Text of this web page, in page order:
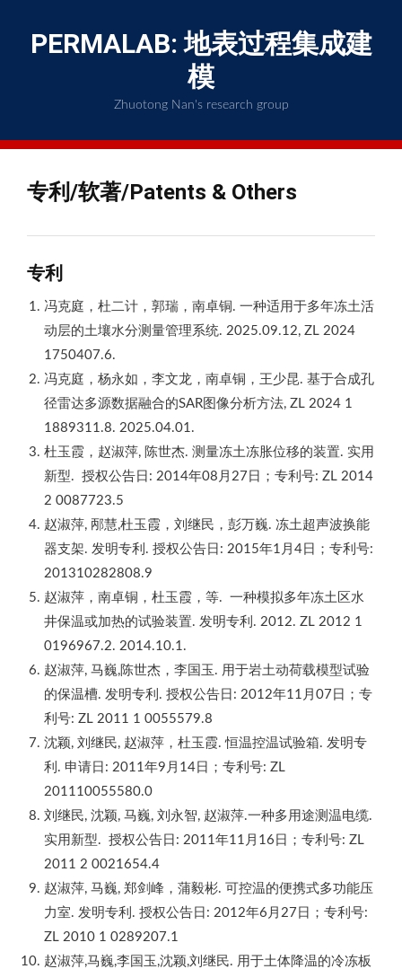
to
content
PERMALAB: 地表过程集成建
模
Zhuotong Nan's research group
专利/软著/Patents & Others
专利
冯克庭，杜二计，郭瑞，南卓铜. 一种适用于多年冻土活
动层的土壤水分测量管理系统. 2025.09.12, ZL 2024
1750407.6.
冯克庭，杨永如，李文龙，南卓铜，王少昆. 基于合成孔
径雷达多源数据融合的SAR图像分析方法, ZL 2024 1
1889311.8. 2025.04.01.
杜玉霞，赵淑萍, 陈世杰. 测量冻土冻胀位移的装置. 实用
新型. 授权公告日: 2014年08月27日；专利号: ZL 2014
2 0087723.5
赵淑萍, 邴慧,杜玉霞，刘继民，彭万巍. 冻土超声波换能
器支架. 发明专利. 授权公告日: 2015年1月4日；专利号:
201310282808.9
赵淑萍，南卓铜，杜玉霞，等. 一种模拟多年冻土区水
井保温或加热的试验装置. 发明专利. 2012. ZL 2012 1
0196967.2. 2014.10.1.
赵淑萍, 马巍,陈世杰，李国玉. 用于岩土动荷载模型试验
的保温槽. 发明专利. 授权公告日: 2012年11月07日；专
利号: ZL 2011 1 0055579.8
沈颖, 刘继民, 赵淑萍，杜玉霞. 恒温控温试验箱. 发明专
利. 申请日: 2011年9月14日；专利号: ZL
201110055580.0
刘继民, 沈颖, 马巍, 刘永智, 赵淑萍.一种多用途测温电缆.
实用新型. 授权公告日: 2011年11月16日；专利号: ZL
2011 2 0021654.4
赵淑萍, 马巍, 郑剑峰，蒲毅彬. 可控温的便携式多功能压
力室. 发明专利. 授权公告日: 2012年6月27日；专利号:
ZL 2010 1 0289207.1
赵淑萍,马巍,李国玉,沈颖,刘继民. 用于土体降温的冷冻板